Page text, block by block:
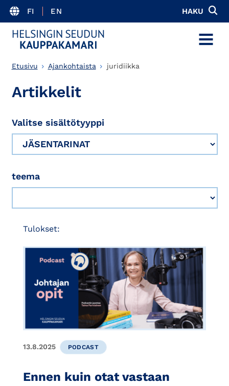
FI EN HAKU
MENU
Etusivu Ajankohtaista juridiikka
Artikkelit
Valitse sisältötyyppi
teema
Tulokset:
13.8.2025 PODCAST
Ennen kuin otat vastaan